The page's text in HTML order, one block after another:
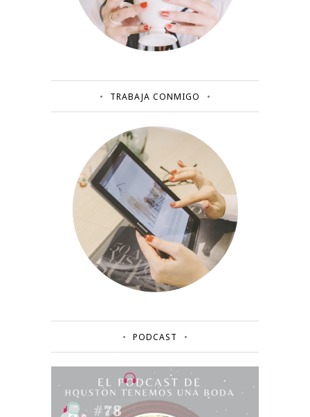
TRABAJA CONMIGO
PODCAST